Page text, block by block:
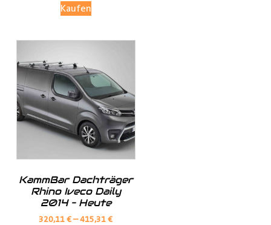
Design, seinem integrierten Schloss und seiner
vielseitigen Anwendung ist es die ultimative Lösung für
den Transport von Kupferrohren, Kunststoffrohren,
Leitungen, Holzlatten und vielem mehr auf dem Dach
IhresTransporters.
Kontaktieren Sie uns per E-Mail unter
Kaufen
KammBar Dachträger
Rhino Iveco Daily
2014 – Heute
320,11€–415,31€